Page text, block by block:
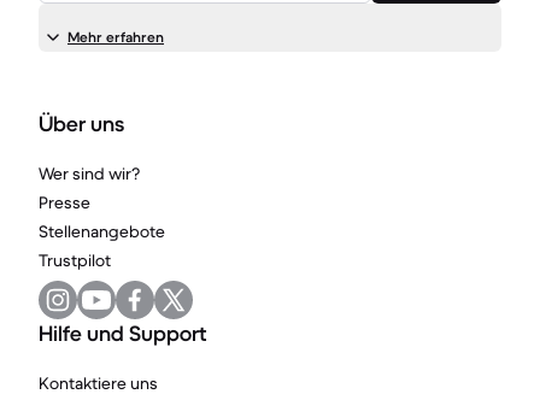
Mehr erfahren
Über uns
Wer sind wir?
Presse
Stellenangebote
Trustpilot
Hilfe und Support
Kontaktiere uns